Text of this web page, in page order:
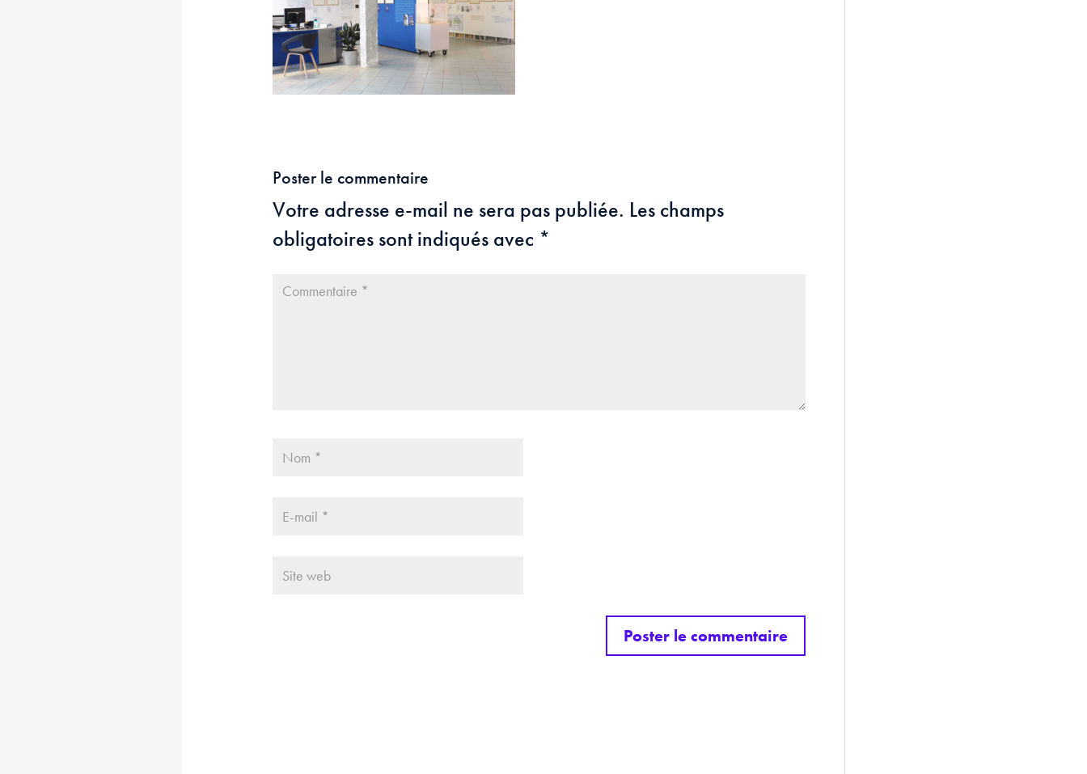
Poster le commentaire
Votre adresse e-mail ne sera pas publiée. Les champs
obligatoires sont indiqués avec *